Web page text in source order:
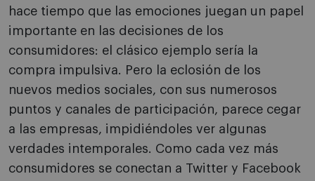
hace tiempo que las emociones juegan un papel
importante en las decisiones de los
consumidores: el clásico ejemplo sería la
compra impulsiva. Pero la eclosión de los
nuevos medios sociales, con sus numerosos
puntos y canales de participación, parece cegar
a las empresas, impidiéndoles ver algunas
verdades intemporales. Como cada vez más
consumidores se conectan a Twitter y Facebook